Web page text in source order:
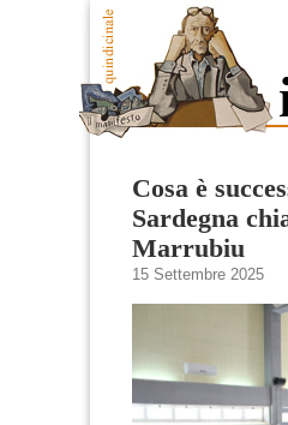
Cosa è
Sardegna
Marrubiu
15 Settembre 2025